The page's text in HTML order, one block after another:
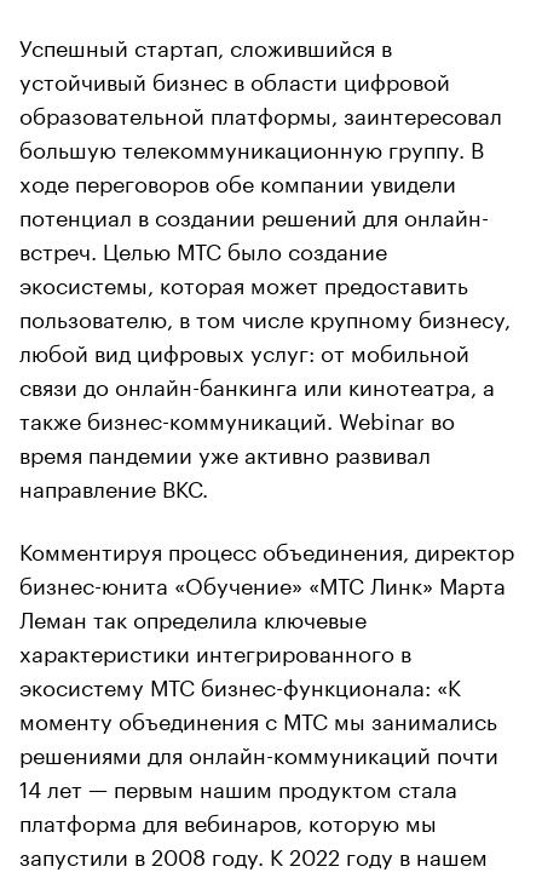
Успешный стартап, сложившийся в
устойчивый бизнес в области цифровой
образовательной платформы, заинтересовал
большую телекоммуникационную группу. В
ходе переговоров обе компании увидели
потенциал в создании решений для онлайн-
встреч. Целью МТС было создание
экосистемы, которая может предоставить
пользователю, в том числе крупному бизнесу,
любой вид цифровых услуг: от мобильной
связи до онлайн-банкинга или кинотеатра, а
также бизнес-коммуникаций. Webinar во
время пандемии уже активно развивал
направление ВКС.
Комментируя процесс объединения, директор
бизнес-юнита «Обучение» «МТС Линк» Марта
Леман так определила ключевые
характеристики интегрированного в
экосистему МТС бизнес-функционала: «К
моменту объединения с МТС мы занимались
решениями для онлайн-коммуникаций почти
14 лет — первым нашим продуктом стала
платформа для вебинаров, которую мы
запустили в 2008 году. К 2022 году в нашем